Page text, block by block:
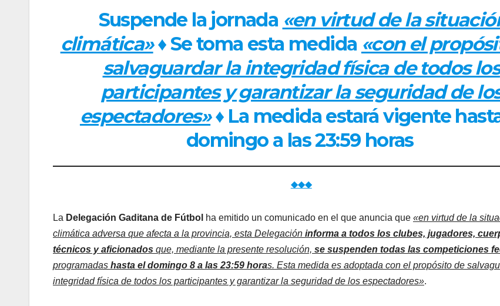
Suspende la jornada «en virtud de la
climática»♦ Se toma esta medida «con el
salvaguardar la integridad física de todos los
participantes y garantizar la seguridad de
espectadores»♦ La medida estará vigente
domingo a las 23:59 horas
◆◆◆
La Delegación Gaditana de Fútbol ha emitido un comunicado en el que anuncia que «en virtud de la
climática adversa que afecta a la provincia, esta Delegación informa a todos los clubes, jugadores,
técnicos y aficionados que, mediante la presente resolución, se suspenden todas las competiciones
programadas hasta el domingo 8 a las 23:59 horas. Esta medida es adoptada con el propósito de
integridad física de todos los participantes y garantizar la seguridad de los espectadores».